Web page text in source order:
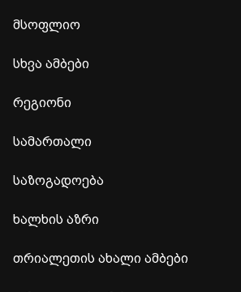
მსოფლიო
სხვა ამბები
რეგიონი
სამართალი
საზოგადოება
ხალხის აზრი
თრიალეთის ახალი ამბები